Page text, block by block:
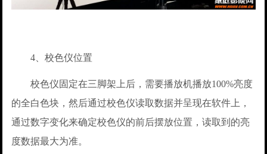
4、校色仪位置
校色仪固定在三脚架上后，需要播放机播放100%亮度
的全白色块，然后通过校色仪读取数据并呈现在软件上，
通过数字变化来确定校色仪的前后摆放位置，读取到的亮
度数据最大为准。